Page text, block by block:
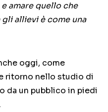
amare quello che
allievi è come una
oggi, come
ritorno nello studio di
da un pubblico in piedi